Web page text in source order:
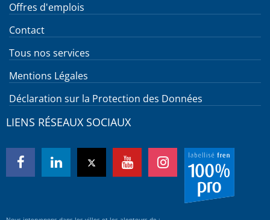
Offres d'emplois
Contact
Tous nos services
Mentions Légales
Déclaration sur la Protection des Données
LIENS RÉSEAUX SOCIAUX